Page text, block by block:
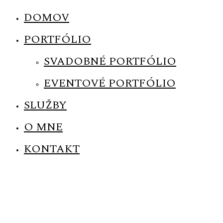
DOMOV
PORTFÓLIO
SVADOBNÉ PORTFÓLIO
EVENTOVÉ PORTFÓLIO
SLUŽBY
O MNE
KONTAKT